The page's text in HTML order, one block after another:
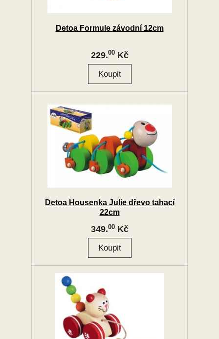
Detoa Formule závodní 12cm
229.00Kč
Detoa Housenka Julie dřevo tahací
22cm
349.00Kč